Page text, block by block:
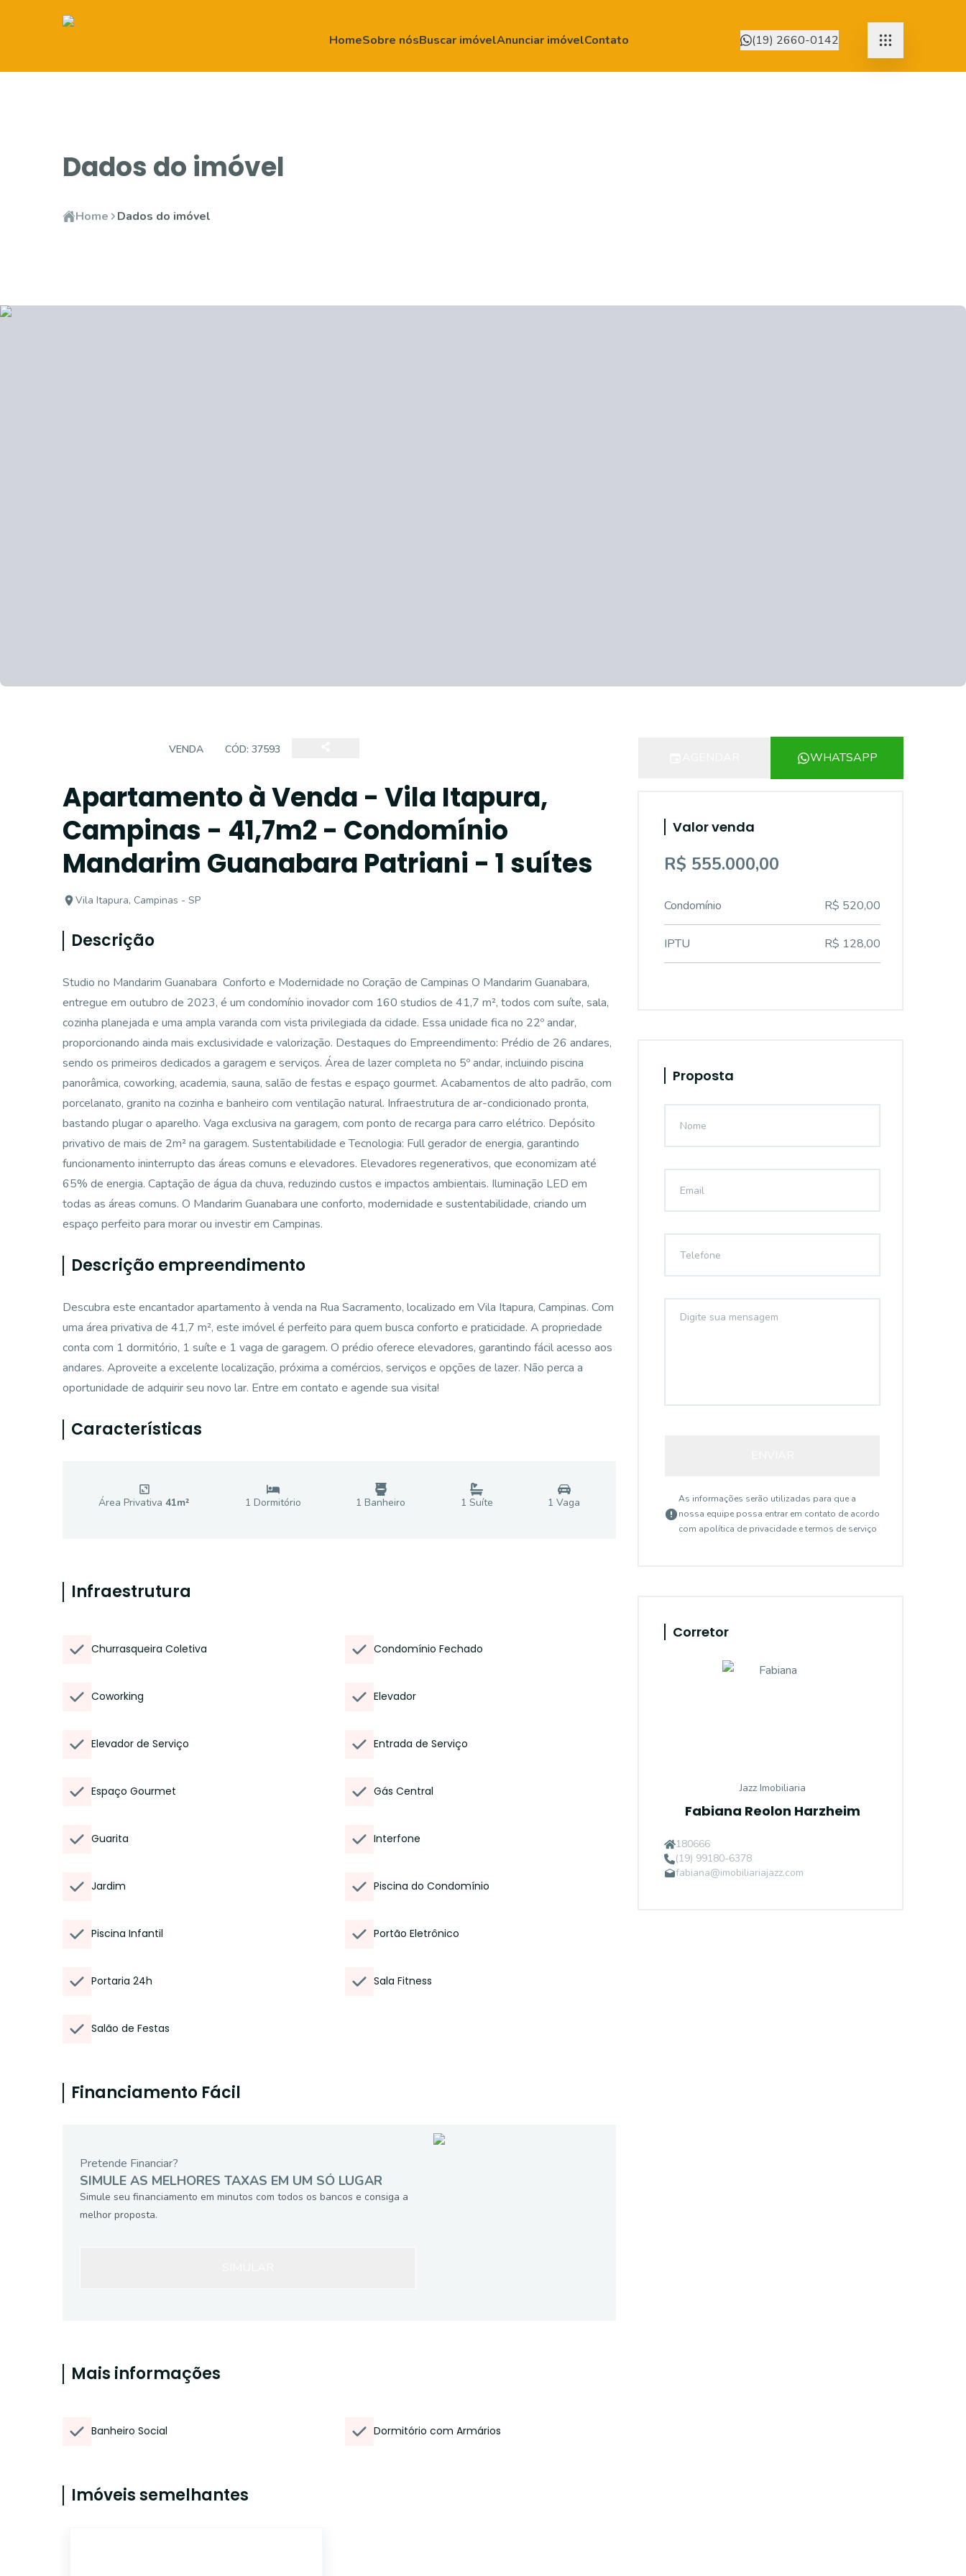
HomeSobre nósBuscar imóvelAnunciar imóvelContato (19) 2660-0142
Dados do imóvel
Home Dados do imóvel
VENDA CÓD: 37593
Apartamento à Venda - Vila Itapura,
Campinas - 41,7m2 - Condomínio
Mandarim Guanabara Patriani - 1 suítes
Vila Itapura, Campinas - SP
Descrição
Studio no Mandarim Guanabara  Conforto e Modernidade no Coração de Campinas O Mandarim Guanabara,
entregue em outubro de 2023, é um condomínio inovador com 160 studios de 41,7 m², todos com suíte, sala,
cozinha planejada e uma ampla varanda com vista privilegiada da cidade. Essa unidade fica no 22º andar,
proporcionando ainda mais exclusividade e valorização. Destaques do Empreendimento: Prédio de 26 andares,
sendo os primeiros dedicados a garagem e serviços. Área de lazer completa no 5º andar, incluindo piscina
panorâmica, coworking, academia, sauna, salão de festas e espaço gourmet. Acabamentos de alto padrão, com
porcelanato, granito na cozinha e banheiro com ventilação natural. Infraestrutura de ar-condicionado pronta,
bastando plugar o aparelho. Vaga exclusiva na garagem, com ponto de recarga para carro elétrico. Depósito
privativo de mais de 2m² na garagem. Sustentabilidade e Tecnologia: Full gerador de energia, garantindo
funcionamento ininterrupto das áreas comuns e elevadores. Elevadores regenerativos, que economizam até
65% de energia. Captação de água da chuva, reduzindo custos e impactos ambientais. Iluminação LED em
todas as áreas comuns. O Mandarim Guanabara une conforto, modernidade e sustentabilidade, criando um
espaço perfeito para morar ou investir em Campinas.
Descrição empreendimento
Descubra este encantador apartamento à venda na Rua Sacramento, localizado em Vila Itapura, Campinas. Com
uma área privativa de 41,7 m², este imóvel é perfeito para quem busca conforto e praticidade. A propriedade
conta com 1 dormitório, 1 suíte e 1 vaga de garagem. O prédio oferece elevadores, garantindo fácil acesso aos
andares. Aproveite a excelente localização, próxima a comércios, serviços e opções de lazer. Não perca a
oportunidade de adquirir seu novo lar. Entre em contato e agende sua visita!
Características
Área Privativa 41m² 1 Dormitório 1 Banheiro 1 Suíte 1 Vaga
Infraestrutura
Churrasqueira Coletiva Condomínio Fechado
Coworking Elevador
Elevador de Serviço Entrada de Serviço
Espaço Gourmet Gás Central
Guarita Interfone
Jardim Piscina do Condomínio
Piscina Infantil Portão Eletrônico
Portaria 24h Sala Fitness
Salão de Festas
Financiamento Fácil
Pretende Financiar?
SIMULE AS MELHORES TAXAS EM UM SÓ LUGAR
Simule seu financiamento em minutos com todos os bancos e consiga a
melhor proposta.
Mais informações
Banheiro Social Dormitório com Armários
Imóveis semelhantes
WHATSAPP
Valor venda
R$ 555.000,00
Condomínio R$ 520,00
IPTU R$ 128,00
Proposta
As informações serão utilizadas para que a
nossa equipe possa entrar em contato de acordo
com apolítica de privacidade e termos de serviço
Corretor
Jazz Imobiliaria
Fabiana Reolon Harzheim
180666
(19) 99180-6378
fabiana@imobiliariajazz.com